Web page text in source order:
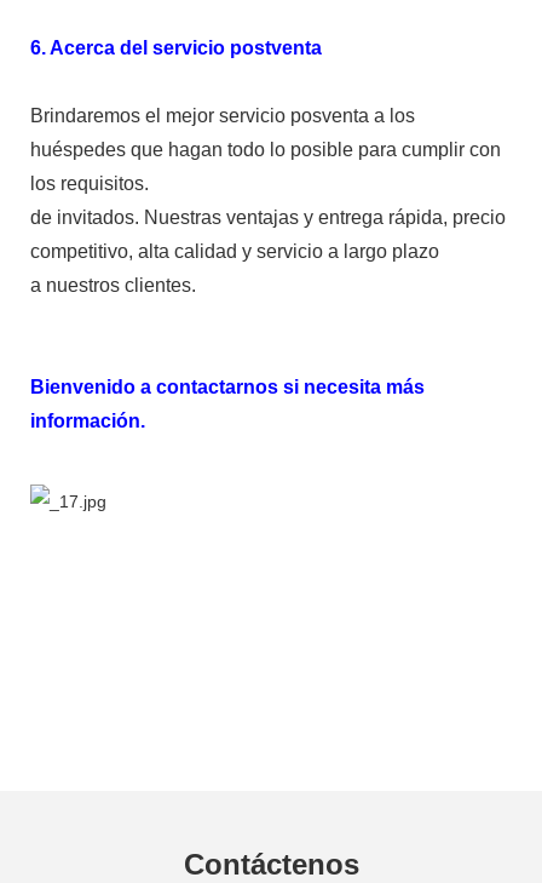
6. Acerca del servicio postventa
Brindaremos el mejor servicio posventa a los
huéspedes que hagan todo lo posible para cumplir con
los requisitos.
de invitados. Nuestras ventajas y entrega rápida, precio
competitivo, alta calidad y servicio a largo plazo
a nuestros clientes.
Bienvenido a contactarnos si necesita más
información.
Contáctenos